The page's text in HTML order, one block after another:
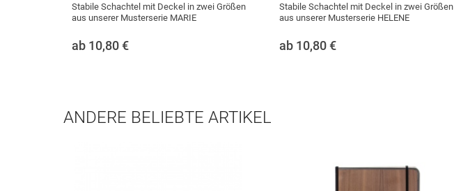
Stabile Schachtel mit Deckel in zwei Größen
aus unserer Musterserie MARIE
ab 10,80 €
Stabile Schachtel mit Deckel in zwei Größen
aus unserer Musterserie HELENE
ab 10,80 €
ANDERE BELIEBTE ARTIKEL